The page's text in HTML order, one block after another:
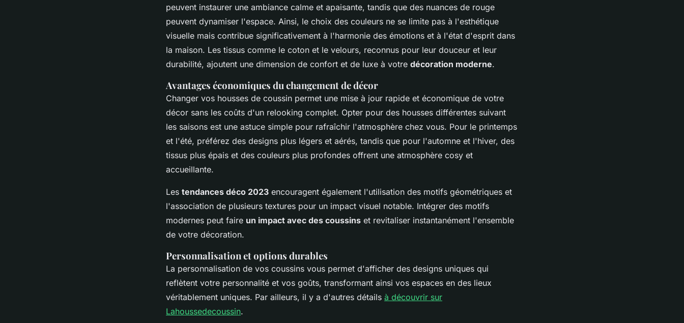
peuvent instaurer une ambiance calme et apaisante, tandis que des nuances de rouge
peuvent dynamiser l'espace. Ainsi, le choix des couleurs ne se limite pas à l'esthétique
visuelle mais contribue significativement à l'harmonie des émotions et à l'état d'esprit dans
la maison. Les tissus comme le coton et le velours, reconnus pour leur douceur et leur
durabilité, ajoutent une dimension de confort et de luxe à votre décoration moderne.
Avantages économiques du changement de décor
Changer vos housses de coussin permet une mise à jour rapide et économique de votre
décor sans les coûts d'un relooking complet. Opter pour des housses différentes suivant
les saisons est une astuce simple pour rafraîchir l'atmosphère chez vous. Pour le printemps
et l'été, préférez des designs plus légers et aérés, tandis que pour l'automne et l'hiver, des
tissus plus épais et des couleurs plus profondes offrent une atmosphère cosy et
accueillante.
Les tendances déco 2023 encouragent également l'utilisation des motifs géométriques et
l'association de plusieurs textures pour un impact visuel notable. Intégrer des motifs
modernes peut faire un impact avec des coussins et revitaliser instantanément l'ensemble
de votre décoration.
Personnalisation et options durables
La personnalisation de vos coussins vous permet d'afficher des designs uniques qui
reflètent votre personnalité et vos goûts, transformant ainsi vos espaces en des lieux
véritablement uniques. Par ailleurs, il y a d'autres détails à découvrir sur
Lahoussedecoussin.